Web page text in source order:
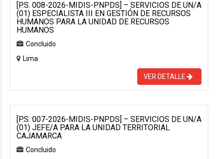
[P.S. 008-2026-MIDIS-PNPDS] – SERVICIOS DE UN/A
(01) ESPECIALISTA III EN GESTIÓN DE RECURSOS
HUMANOS PARA LA UNIDAD DE RECURSOS
HUMANOS
Concluido
Lima
VER DETALLE
[P.S. 007-2026-MIDIS-PNPDS] – SERVICIOS DE UN/A
(01) JEFE/A PARA LA UNIDAD TERRITORIAL
CAJAMARCA
Concluido